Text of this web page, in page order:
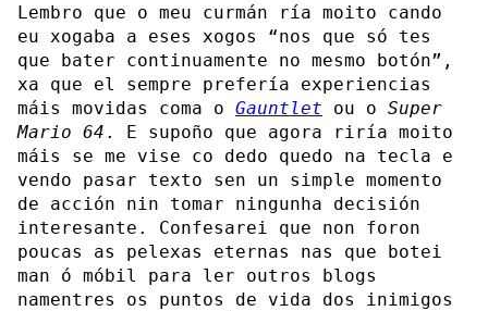
Lembro que o meu curmán ría moito cando
eu xogaba a eses xogos “nos que só tes
que bater continuamente no mesmo botón”,
xa que el sempre prefería experiencias
máis movidas coma o Gauntlet ou o Super
Mario 64 . E supoño que agora riría moito
máis se me vise co dedo quedo na tecla e
vendo pasar texto sen un simple momento
de acción nin tomar ningunha decisión
interesante. Confesarei que non foron
poucas as pelexas eternas nas que botei
man ó móbil para ler outros blogs
namentres os puntos de vida dos inimigos